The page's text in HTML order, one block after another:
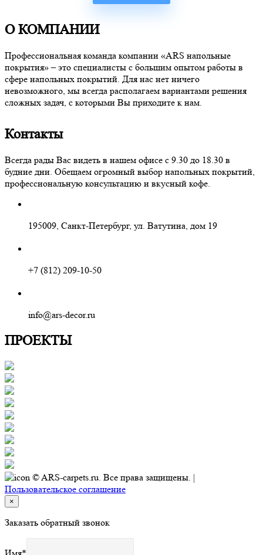
О КОМПАНИИ
Профессиональная команда компании «ARS напольные
покрытия» – это специалисты с большим опытом работы в
сфере напольных покрытий. Для нас нет ничего
невозможного, мы всегда располагаем вариантами решения
сложных задач, с которыми Вы приходите к нам.
Контакты
Всегда рады Вас видеть в нашем офисе с 9.30 до 18.30 в
будние дни. Обещаем огромный выбор напольных покрытий,
профессиональную консультацию и вкусный кофе.
195009, Санкт-Петербург, ул. Ватутина, дом 19
+7 (812) 209-10-50
info@ars-decor.ru
ПРОЕКТЫ
© ARS-carpets.ru. Все права защищены. |
Пользовательское соглашение
×
Заказать обратный звонок